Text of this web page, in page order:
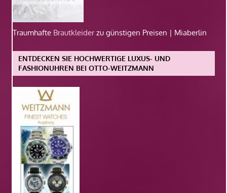
Traumhafte Brautkleiderzu günstigen Preisen | Miaberlin
ENTDECKEN SIE HOCHWERTIGE LUXUS- UND
FASHIONUHREN BEI OTTO-WEITZMANN